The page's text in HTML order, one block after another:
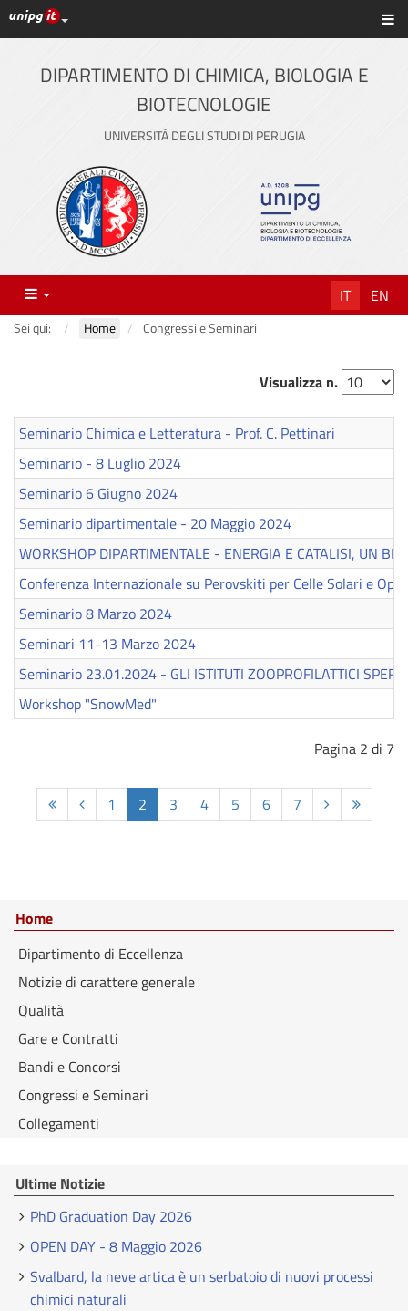
Vai
al
contenuto
principale
Link ai principali servizi web di Ateneo
DIPARTIMENTO DI CHIMICA, BIOLOGIA E
BIOTECNOLOGIE
UNIVERSITÀ DEGLI STUDI DI PERUGIA
Menu IT EN
Sei qui: Home Congressi e Seminari
Visualizza n.
Seminario Chimica e Letteratura - Prof. C. Pettinari
Seminario - 8 Luglio 2024
Seminario 6 Giugno 2024
Seminario dipartimentale - 20 Maggio 2024
WORKSHOP DIPARTIMENTALE - ENERGIA E CATALISI, UN
Conferenza Internazionale su Perovskiti per Celle Solari e
Seminario 8 Marzo 2024
Seminari 11-13 Marzo 2024
Seminario 23.01.2024 - GLI ISTITUTI ZOOPROFILATTICI
Workshop "SnowMed"
Pagina 2 di 7
1 2 3 4 5 6 7
Home
Dipartimento di Eccellenza
Notizie di carattere generale
Qualità
Gare e Contratti
Bandi e Concorsi
Congressi e Seminari
Collegamenti
Ultime Notizie
PhD Graduation Day 2026
OPEN DAY - 8 Maggio 2026
Svalbard, la neve artica è un serbatoio di nuovi processi
chimici naturali